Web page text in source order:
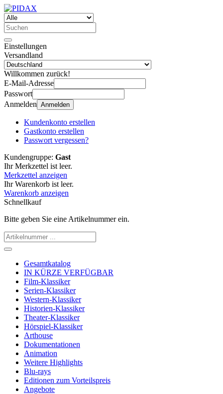
Einstellungen
Versandland
Willkommen zurück!
E-Mail-Adresse
Passwort
Anmelden Anmelden
Kundenkonto erstellen
Gastkonto erstellen
Passwort vergessen?
Kundengruppe: Gast
Ihr Merkzettel ist leer.
Merkzettel anzeigen
Ihr Warenkorb ist leer.
Warenkorb anzeigen
Schnellkauf
Bitte geben Sie eine Artikelnummer ein.
Gesamtkatalog
IN KÜRZE VERFÜGBAR
Film-Klassiker
Serien-Klassiker
Western-Klassiker
Historien-Klassiker
Theater-Klassiker
Hörspiel-Klassiker
Arthouse
Dokumentationen
Animation
Weitere Highlights
Blu-rays
Editionen zum Vorteilspreis
Angebote